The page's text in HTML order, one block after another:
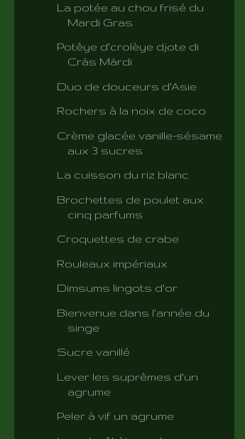
La potée au chou frisé du
Mardi Gras
Potêye d’crolèye djote di
Crås Mårdi
Duo de douceurs d'Asie
Rochers à la noix de coco
Crème glacée vanille-sésame
aux 3 sucres
La cuisson du riz blanc
Brochettes de poulet aux
cinq parfums
Croquettes de crabe
Rouleaux impériaux
Dimsums lingots d'or
Bienvenue dans l'année du
singe
Sucre vanillé
Lever les suprêmes d'un
agrume
Peler à vif un agrume